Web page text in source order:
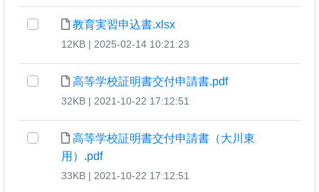
教育実習申込書.xlsx
12KB | 2025-02-14 10:21:23
高等学校証明書交付申請書.pdf
32KB | 2021-10-22 17:12:51
高等学校証明書交付申請書（大川東
用）.pdf
33KB | 2021-10-22 17:12:51